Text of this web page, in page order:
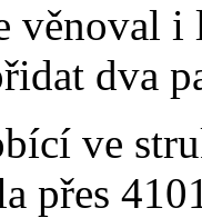
věnoval
dva
ve
přes